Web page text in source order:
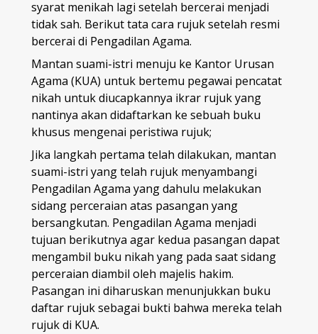
syarat menikah lagi setelah bercerai menjadi
tidak sah. Berikut tata cara rujuk setelah resmi
bercerai di Pengadilan Agama.
Mantan suami-istri menuju ke Kantor Urusan
Agama (KUA) untuk bertemu pegawai pencatat
nikah untuk diucapkannya ikrar rujuk yang
nantinya akan didaftarkan ke sebuah buku
khusus mengenai peristiwa rujuk;
Jika langkah pertama telah dilakukan, mantan
suami-istri yang telah rujuk menyambangi
Pengadilan Agama yang dahulu melakukan
sidang perceraian atas pasangan yang
bersangkutan. Pengadilan Agama menjadi
tujuan berikutnya agar kedua pasangan dapat
mengambil buku nikah yang pada saat sidang
perceraian diambil oleh majelis hakim.
Pasangan ini diharuskan menunjukkan buku
daftar rujuk sebagai bukti bahwa mereka telah
rujuk di KUA.